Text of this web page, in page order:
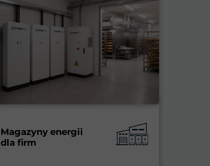
Magazyny energii
dla firm